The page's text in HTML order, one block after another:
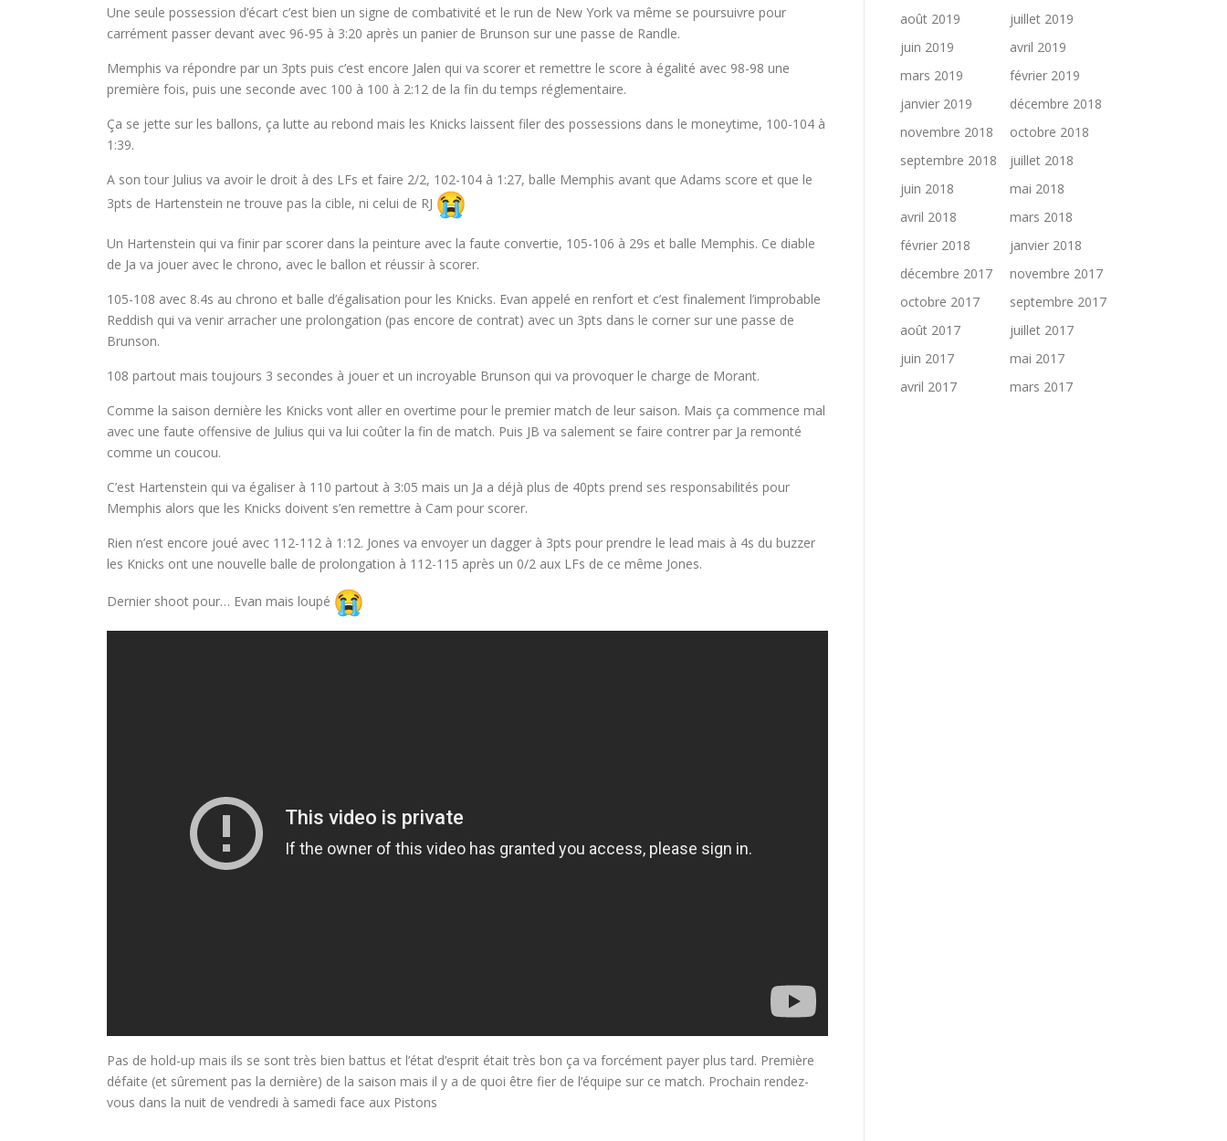
Une seule possession d’écart c’est bien un signe de combativité et le run de New York va même se poursuivre pour
carrément passer devant avec 96-95 à 3:20 après un panier de Brunson sur une passe de Randle.
Memphis va répondre par un 3pts puis c’est encore Jalen qui va scorer et remettre le score à égalité avec 98-98 une
première fois, puis une seconde avec 100 à 100 à 2:12 de la fin du temps réglementaire.
Ça se jette sur les ballons, ça lutte au rebond mais les Knicks laissent filer des possessions dans le moneytime, 100-104 à
1:39.
A son tour Julius va avoir le droit à des LFs et faire 2/2, 102-104 à 1:27, balle Memphis avant que Adams score et que le
3pts de Hartenstein ne trouve pas la cible, ni celui de RJ
Un Hartenstein qui va finir par scorer dans la peinture avec la faute convertie, 105-106 à 29s et balle Memphis. Ce diable
de Ja va jouer avec le chrono, avec le ballon et réussir à scorer.
105-108 avec 8.4s au chrono et balle d’égalisation pour les Knicks. Evan appelé en renfort et c’est finalement l’improbable
Reddish qui va venir arracher une prolongation (pas encore de contrat) avec un 3pts dans le corner sur une passe de
Brunson.
108 partout mais toujours 3 secondes à jouer et un incroyable Brunson qui va provoquer le charge de Morant.
Comme la saison dernière les Knicks vont aller en overtime pour le premier match de leur saison. Mais ça commence mal
avec une faute offensive de Julius qui va lui coûter la fin de match. Puis JB va salement se faire contrer par Ja remonté
comme un coucou.
C’est Hartenstein qui va égaliser à 110 partout à 3:05 mais un Ja a déjà plus de 40pts prend ses responsabilités pour
Memphis alors que les Knicks doivent s’en remettre à Cam pour scorer.
Rien n’est encore joué avec 112-112 à 1:12. Jones va envoyer un dagger à 3pts pour prendre le lead mais à 4s du buzzer
les Knicks ont une nouvelle balle de prolongation à 112-115 après un 0/2 aux LFs de ce même Jones.
Dernier shoot pour… Evan mais loupé
Pas de hold-up mais ils se sont très bien battus et l’état d’esprit était très bon ça va forcément payer plus tard. Première
défaite (et sûrement pas la dernière) de la saison mais il y a de quoi être fier de l’équipe sur ce match. Prochain rendez-
vous dans la nuit de vendredi à samedi face aux Pistons
août 2019
juillet 2019
juin 2019
avril 2019
mars 2019
février 2019
janvier 2019
décembre 2018
novembre 2018
octobre 2018
septembre 2018
juillet 2018
juin 2018
mai 2018
avril 2018
mars 2018
février 2018
janvier 2018
décembre 2017
novembre 2017
octobre 2017
septembre 2017
août 2017
juillet 2017
juin 2017
mai 2017
avril 2017
mars 2017